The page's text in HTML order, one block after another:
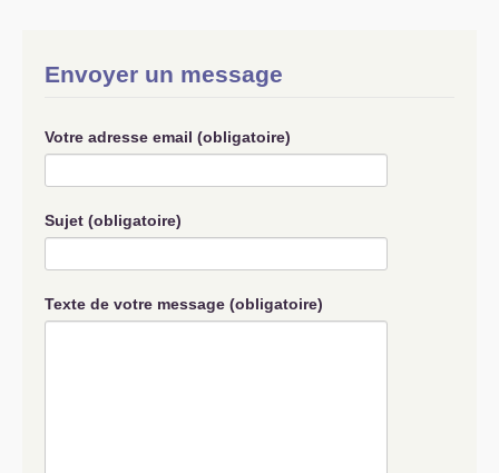
Envoyer un message
Votre adresse email (obligatoire)
Sujet (obligatoire)
Texte de votre message (obligatoire)